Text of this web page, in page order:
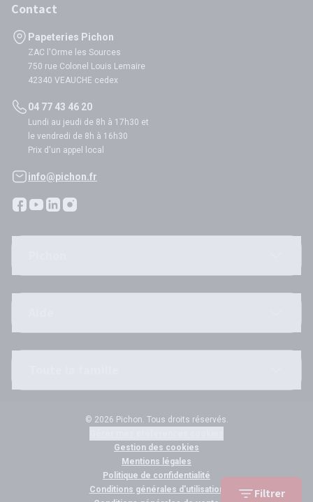
Filtrer
Contact
Papeteries Pichon
ZAC l'Orme les Sources
750 rue Colonel Louis Lemaire
42340 VEAUCHE cedex
04 77 43 46 20
Lundi au jeudi de 8h à 17h30 et
le vendredi de 8h à 16h30
Prix d'un appel local
info@pichon.fr
© 2026 Pichon. Tous droits réservés.
Gestion des cookies
Mentions légales
Politique de confidentialité
Conditions générales d'utilisation